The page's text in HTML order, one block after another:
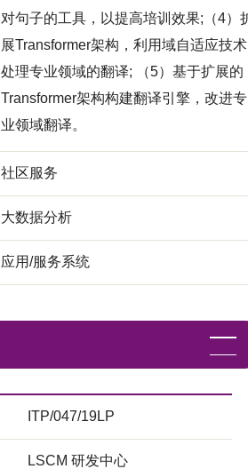
对句子的工具，以提高培训效果;（4）
展Transformer架构，利用域自适应技术
处理专业领域的翻译; （5）基于扩展的
Transformer架构构建翻译引擎，改进专
业领域翻译。
社区服务
大数据分析
应用/服务系统
ITP/047/19LP
LSCM 研发中心